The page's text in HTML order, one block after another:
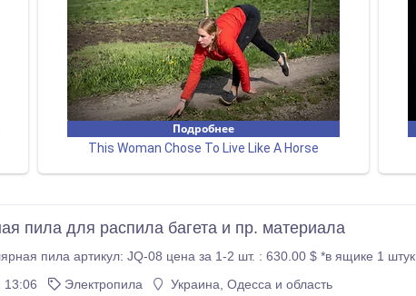
пила для распила багета и пр. материала
JQ-08 Циркулярная пила артикул: JQ-08 цена за 1-2 шт. : 630.00 $ *в ящике 1 штук.
13:06
Электропила Украина, Одесса и область